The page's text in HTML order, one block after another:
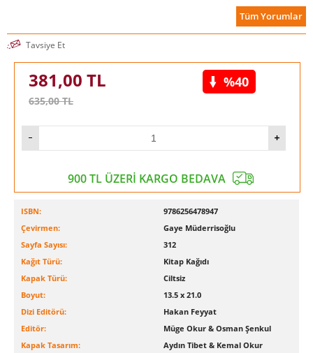
etkilenir: Buna pazar araştırması, ürün tasarımı, paketleme,
reklam kampanyası, ve ürün ücreti de dahil. Tanrıları
çalışarak, kendi içimizdeki daha büyük kalıpları daha iyi
görebiliriz. İnsanlığın kaderini şekillendiren güçler hakkında
deneyimlerini anlamakta zorlanmalarına neden olur.
Tüm Yorumlar
Tavsiye Et
381,00 TL
635,00TL
%40
900 TL ÜZERİ KARGO BEDAVA
ISBN:
9786256478947
Çevirmen:
Gaye Müderrisoğlu
Sayfa Sayısı:
312
Kağıt Türü:
Kitap Kağıdı
Kapak Türü:
Ciltsiz
Boyut:
13.5 x 21.0
Dizi Editörü:
Hakan Feyyat
Editör:
Müge Okur & Osman Şenkul
Kapak Tasarım:
Aydın Tibet & Kemal Okur